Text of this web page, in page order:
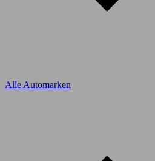
Alle Automarken